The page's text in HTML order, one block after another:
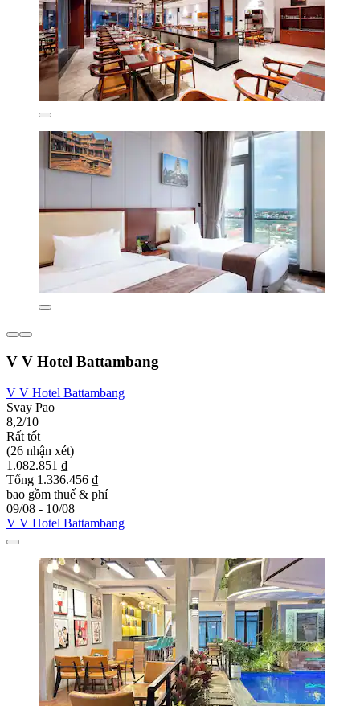
V V Hotel Battambang
V V Hotel Battambang
Svay Pao
8,2/10
Rất tốt
(26 nhận xét)
1.082.851 ₫
Tổng 1.336.456 ₫
bao gồm thuế & phí
09/08 - 10/08
V V Hotel Battambang